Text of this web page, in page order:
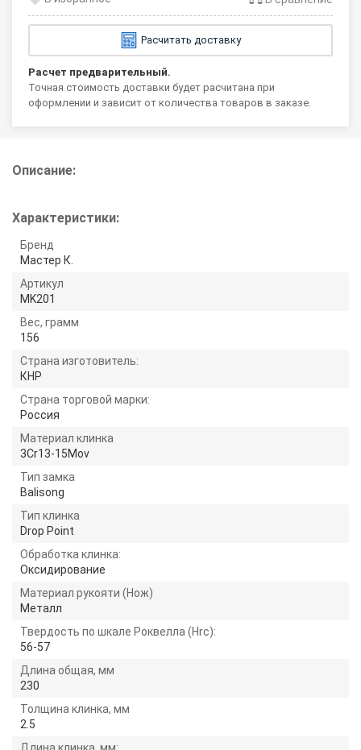
Расчитать доставку
Расчет предварительный.
Точная стоимость доставки будет расчитана при
оформлении и зависит от количества товаров в заказе.
Описание:
Характеристики:
Бренд
Мастер К.
Артикул
MK201
Вес, грамм
156
Страна изготовитель:
КНР
Страна торговой марки:
Россия
Материал клинка
3Cr13-15Mov
Тип замка
Balisong
Тип клинка
Drop Point
Обработка клинка:
Оксидирование
Материал рукояти (Нож)
Металл
Твердость по шкале Роквелла (Hrc):
56-57
Длина общая, мм
230
Толщина клинка, мм
2.5